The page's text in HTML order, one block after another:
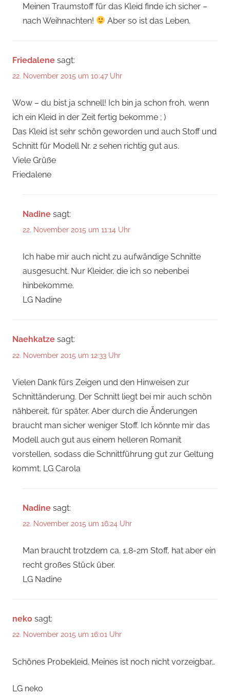
Meinen Traumstoff für das Kleid finde ich sicher –
nach Weihnachten!
Aber so ist das Leben.
Friedalene sagt:
22. November 2015 um 10:47 Uhr
Wow – du bist ja schnell! Ich bin ja schon froh, wenn
ich ein Kleid in der Zeit fertig bekomme ; )
Das Kleid ist sehr schön geworden und auch Stoff und
Schnitt für Modell Nr. 2 sehen richtig gut aus.
Viele Grüße
Friedalene
Nadine sagt:
22. November 2015 um 11:14 Uhr
Ich habe mir auch nicht zu aufwändige Schnitte
ausgesucht. Nur Kleider, die ich so nebenbei
hinbekomme.
LG Nadine
Naehkatze sagt:
22. November 2015 um 12:33 Uhr
Vielen Dank fürs Zeigen und den Hinweisen zur
Schnittänderung. Der Schnitt liegt bei mir auch schön
nähbereit, für später. Aber durch die Änderungen
braucht man sicher weniger Stoff. Ich könnte mir das
Modell auch gut aus einem helleren Romanit
vorstellen, sodass die Schnittführung gut zur Geltung
kommt. LG Carola
Nadine sagt:
22. November 2015 um 16:24 Uhr
Man braucht trotzdem ca. 1,8-2m Stoff, hat aber ein
recht großes Stück über.
LG Nadine
neko sagt:
22. November 2015 um 16:01 Uhr
Schönes Probekleid. Meines ist noch nicht vorzeigbar…
LG neko